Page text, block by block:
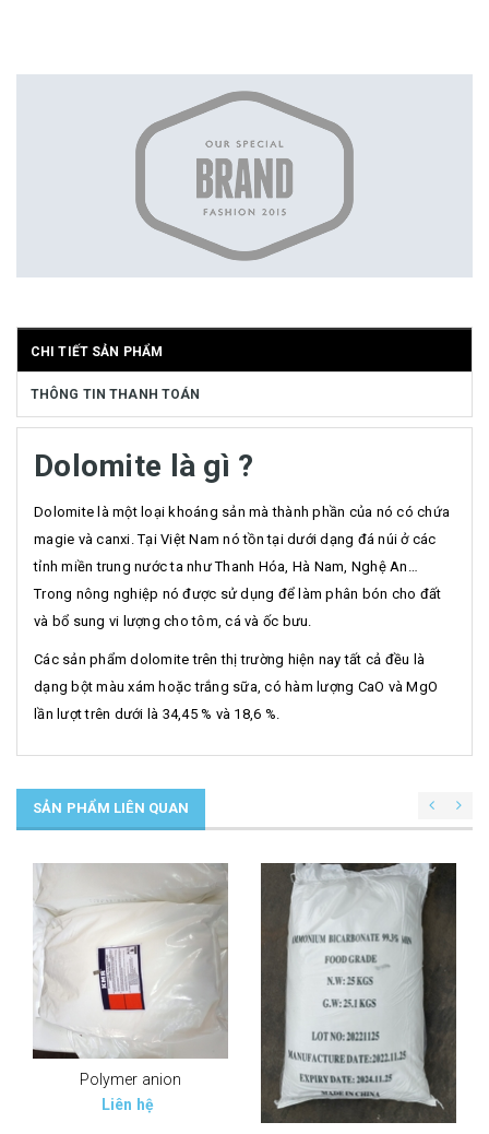
CHI TIẾT SẢN PHẨM
THÔNG TIN THANH TOÁN
Dolomite là gì ?
Dolomite là một loại khoáng sản mà thành phần của nó có chứa
magie và canxi. Tại Việt Nam nó tồn tại dưới dạng đá núi ở các
tỉnh miền trung nước ta như Thanh Hóa, Hà Nam, Nghệ An…
Trong nông nghiệp nó được sử dụng để làm phân bón cho đất
và bổ sung vi lượng cho tôm, cá và ốc bưu.
Các sản phẩm dolomite trên thị trường hiện nay tất cả đều là
dạng bột màu xám hoặc trắng sữa, có hàm lượng CaO và MgO
lần lượt trên dưới là 34,45 % và 18,6 %.
SẢN PHẨM LIÊN QUAN
Polymer anion
Liên hệ